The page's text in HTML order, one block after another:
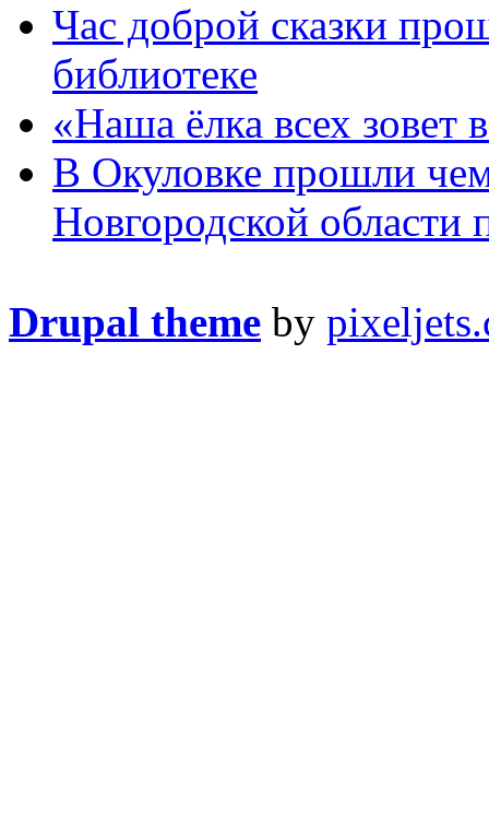
Час доброй сказки
библиотеке
«Наша ёлка всех зовет
В Окуловке прошли
Новгородской области
Drupal theme by